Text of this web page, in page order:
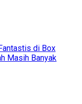
di Box
Masih Banyak